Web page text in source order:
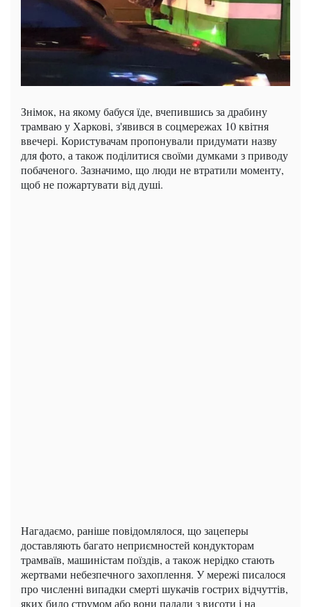
Знімок, на якому бабуся їде, вчепившись за драбину
трамваю у Харкові, з'явився в соцмережах 10 квітня
ввечері. Користувачам пропонували придумати назву
для фото, а також поділитися своїми думками з приводу
побаченого. Зазначимо, що люди не втратили моменту,
щоб не пожартувати від душі.
Нагадаємо, раніше повідомлялося, що зацеперы
доставляють багато неприємностей кондукторам
трамваїв, машиністам поїздів, а також нерідко стають
жертвами небезпечного захоплення. У мережі писалося
про численні випадки смерті шукачів гострих відчуттів,
яких било струмом або вони падали з висоти і на